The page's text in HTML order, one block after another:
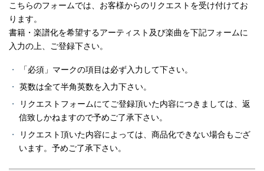
こちらのフォームでは、お客様からのリクエストを受け付けてお
ります。
書籍・楽譜化を希望するアーティスト及び楽曲を下記フォームに
入力の上、ご登録下さい。
「必須」マークの項目は必ず入力して下さい。
英数は全て半角英数を入力下さい。
リクエストフォームにてご登録頂いた内容につきましては、返
信致しかねますので予めご了承下さい。
リクエスト頂いた内容によっては、商品化できない場合もござ
います。予めご了承下さい。